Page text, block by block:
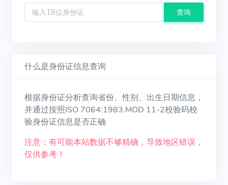
查询
什么是身份证信息查询
根据身份证分析查询省份、性别、出生日期信息，
并通过按照ISO 7064:1983.MOD 11-2校验码校
验身份证信息是否正确
注意：有可能本站数据不够精确，导致地区错误，
仅供参考！